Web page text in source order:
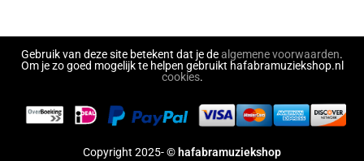
Al Hirt
Al-Odeh, Simon
Alain Silvestri
6
7
43497
43526
Gebruik van deze site betekent dat je dealgemene voorwaarden.
Om je zo goed mogelijk te helpen gebruikt hafabramuziekshop.nl
cookies.
Copyright 2025- © hafabramuziekshop